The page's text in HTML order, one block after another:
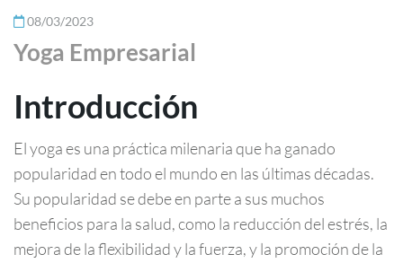
08/03/2023
Yoga Empresarial
Introducción
El yoga es una práctica milenaria que ha ganado
popularidad en todo el mundo en las últimas décadas.
Su popularidad se debe en parte a sus muchos
beneficios para la salud, como la reducción del estrés, la
mejora de la flexibilidad y la fuerza, y la promoción de la